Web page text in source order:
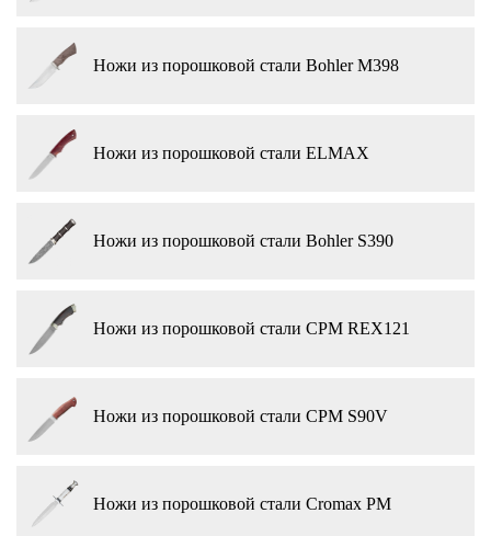
Ножи из порошковой стали Bohler M398
Ножи из порошковой стали ELMAX
Ножи из порошковой стали Bohler S390
Ножи из порошковой стали CPM REX121
Ножи из порошковой стали CPM S90V
Ножи из порошковой стали Cromax PM